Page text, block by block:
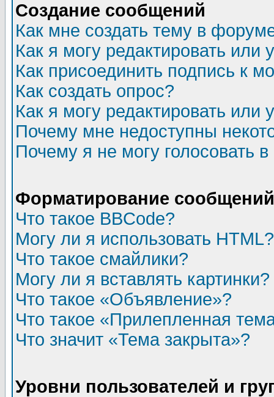
Создание сообщений
Как мне создать тему в
Как я могу редактировать или
Как присоединить подпись к
Как создать опрос?
Как я могу редактировать или
Почему мне недоступны
Почему я не могу голосовать
Форматирование
Что такое BBCode?
Могу ли я использовать HTML?
Что такое смайлики?
Могу ли я вставлять картинки?
Что такое «Объявление»?
Что такое «Прилепленная
Что значит «Тема закрыта»?
Уровни пользователей и